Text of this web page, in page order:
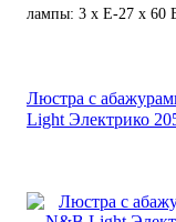
лампы: 3 х Е-27 х 60
Люстра с
Light Электрико